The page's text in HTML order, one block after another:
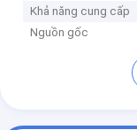
Khả năng cung cấp
Nguồn gốc